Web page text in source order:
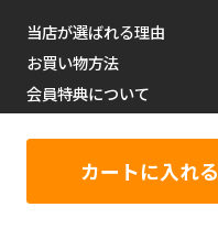
カートに入れる
当店が選ばれる理由
お買い物方法
会員特典について
お問い合わせ